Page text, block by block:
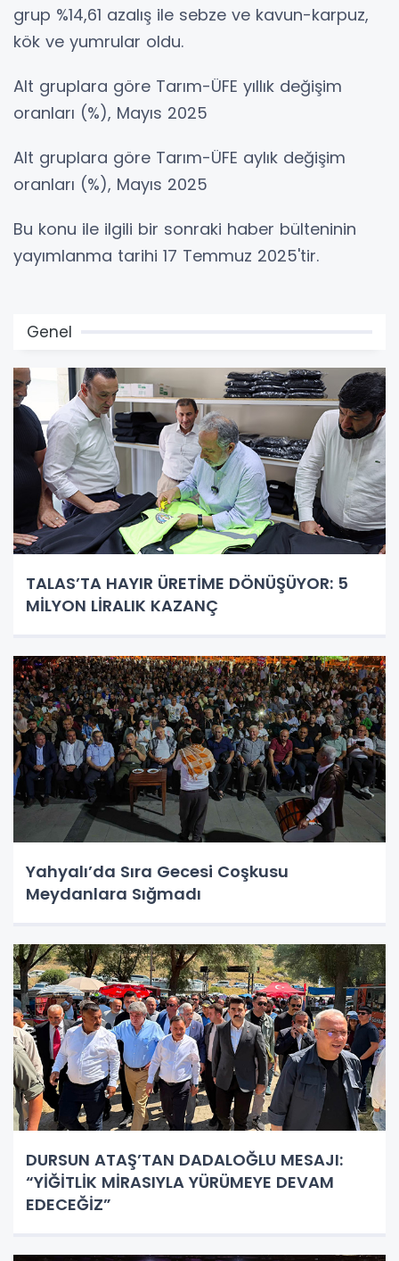
grup %14,61 azalış ile sebze ve kavun-karpuz,
kök ve yumrular oldu.
Alt gruplara göre Tarım-ÜFE yıllık değişim
oranları (%), Mayıs 2025
Alt gruplara göre Tarım-ÜFE aylık değişim
oranları (%), Mayıs 2025
Bu konu ile ilgili bir sonraki haber bülteninin
yayımlanma tarihi 17 Temmuz 2025'tir.
Genel
TALAS’TA HAYIR ÜRETİME DÖNÜŞÜYOR: 5
MİLYON LİRALIK KAZANÇ
Yahyalı’da Sıra Gecesi Coşkusu
Meydanlara Sığmadı
DURSUN ATAŞ’TAN DADALOĞLU MESAJI:
“YİĞİTLİK MİRASIYLA YÜRÜMEYE DEVAM
EDECEĞİZ”